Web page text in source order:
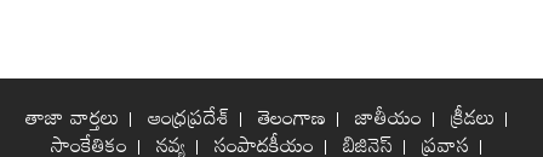
తాజా వార్తలు ఆంధ్రప్రదేశ్ తెలంగాణ జాతీయం క్రీడలు
సాంకేతికం నవ్య సంపాదకీయం బిజినెస్ ప్రవాస